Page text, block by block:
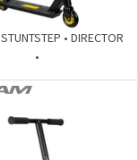
STUNTSTEP • DIRECTOR
•